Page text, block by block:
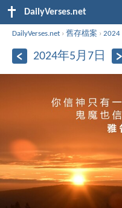
DailyVerses.net
DailyVerses.net ›舊存檔案 ›2024
2024年5月7日